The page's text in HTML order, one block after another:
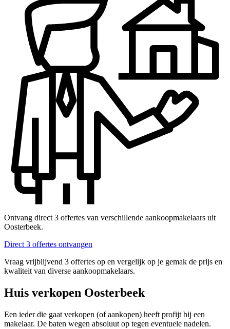
Ontvang direct 3 offertes van verschillende aankoopmakelaars uit
Oosterbeek.
Direct 3 offertes ontvangen
Vraag vrijblijvend 3 offertes op en vergelijk op je gemak de prijs en
kwaliteit van diverse aankoopmakelaars.
Huis verkopen Oosterbeek
Een ieder die gaat verkopen (of aankopen) heeft profijt bij een
makelaar. De baten wegen absoluut op tegen eventuele nadelen.